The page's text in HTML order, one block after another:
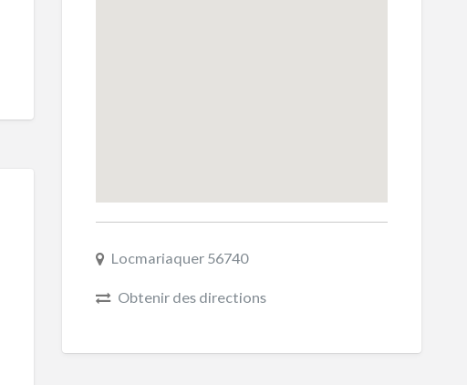
Locmariaquer 56740
Obtenir des directions